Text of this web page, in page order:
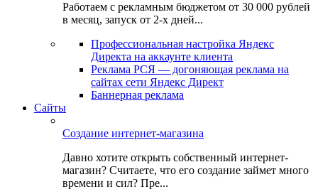
Работаем с рекламным бюджетом от 30 000 рублей
в месяц, запуск от 2-х дней...
Профессиональная настройка Яндекс
Директа на аккаунте клиента
Реклама РСЯ — догоняющая реклама на
сайтах сети Яндекс Директ
Баннерная реклама
Сайты
Создание интернет-магазина
Давно хотите открыть собственный интернет-
магазин? Считаете, что его создание займет много
времени и сил? Пре...